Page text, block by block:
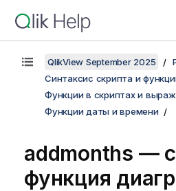
QlikView September 2025
Синтаксис скрипта и
Функции в скриптах и
Функции даты и времени
addmonths —
функция